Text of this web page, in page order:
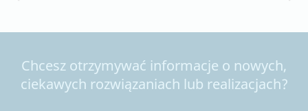
Chcesz otrzymywać informacje o nowych,
ciekawych rozwiązaniach lub realizacjach?